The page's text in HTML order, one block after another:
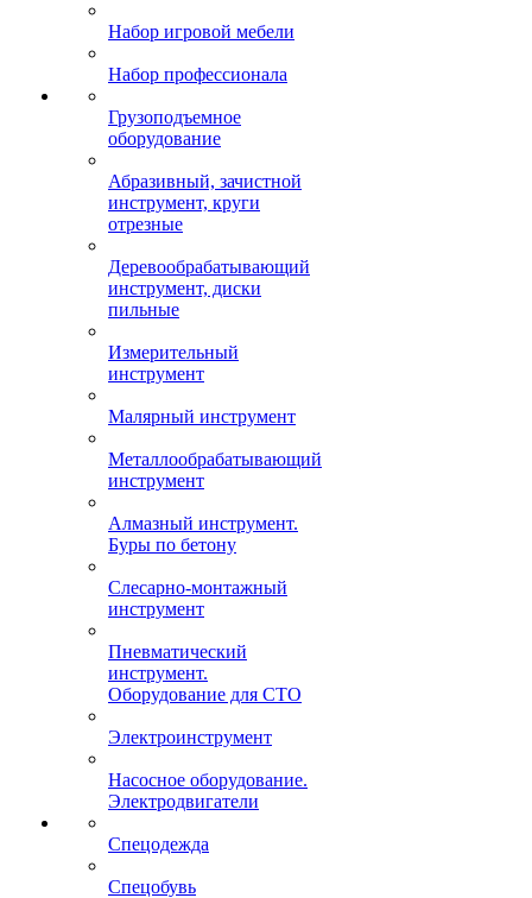
Набор игровой мебели
Набор профессионала
Грузоподъемное
оборудование
Абразивный, зачистной
инструмент, круги
отрезные
Деревообрабатывающий
инструмент, диски
пильные
Измерительный
инструмент
Малярный инструмент
Металлообрабатывающий
инструмент
Алмазный инструмент.
Буры по бетону
Слесарно-монтажный
инструмент
Пневматический
инструмент.
Оборудование для СТО
Электроинструмент
Насосное оборудование.
Электродвигатели
Спецодежда
Спецобувь